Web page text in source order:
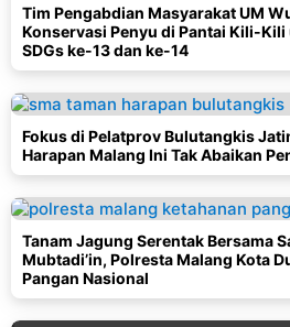
Tim Pengabdian Masyarakat UM
Konservasi Penyu di Pantai Kili-
SDGs ke-13 dan ke-14
Fokus di Pelatprov Bulutangkis
Harapan Malang Ini Tak Abaikan
Tanam Jagung Serentak Bersama
Mubtadi’in, Polresta Malang Kota
Pangan Nasional